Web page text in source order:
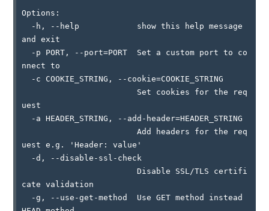
Options:
and exit
nnect to
uest
uest e.g. 'Header: value'
cate validation